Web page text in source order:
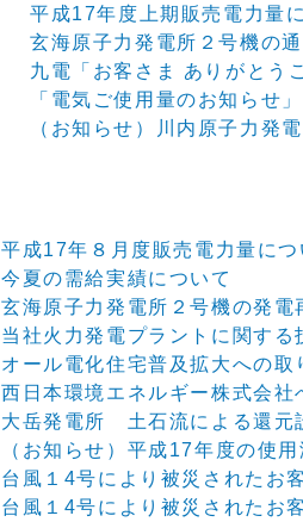
平成17年度上期販売電力量
玄海原子力発電所２号機の
九電「お客さま ありがとう
「電気ご使用量のお知らせ
（お知らせ）川内原子力
平成17年８月度販売電力量に
今夏の需給実績について
玄海原子力発電所２号機の発電
当社火力発電プラントに関す
オール電化住宅普及拡大への取
西日本環境エネルギー株式会
大岳発電所 土石流による還元
（お知らせ）平成17年度の使
台風１4号により被災されたお
台風１4号により被災されたお